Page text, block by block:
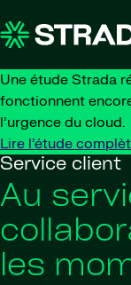
Une étude Strada
fonctionnent
l’urgence du cloud.
Lire l’étude
Service client
Au
les